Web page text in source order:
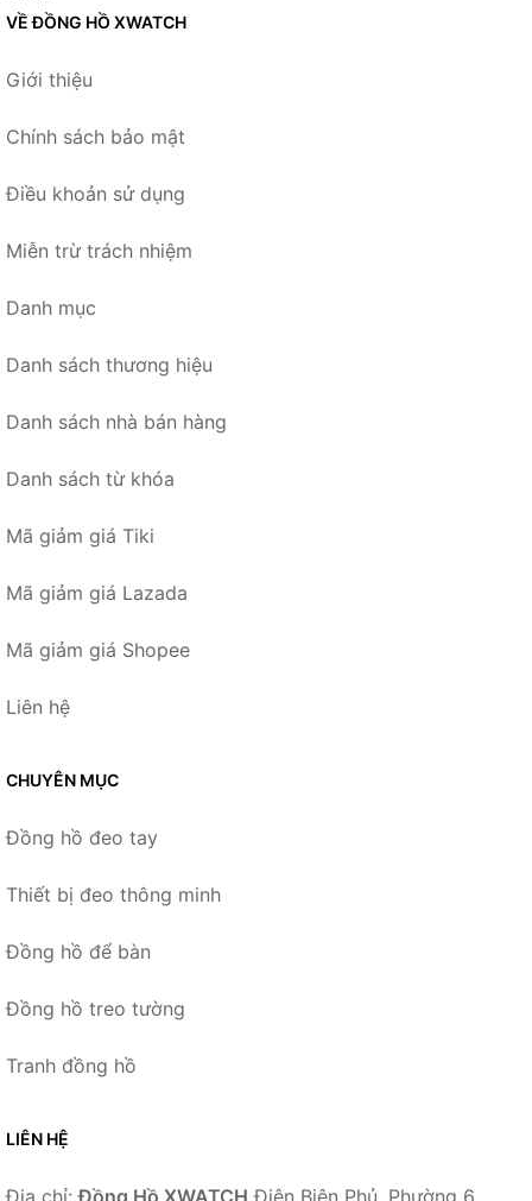
VỀ ĐỒNG HỒ XWATCH
Giới thiệu
Chính sách bảo mật
Điều khoản sử dụng
Miễn trừ trách nhiệm
Danh mục
Danh sách thương hiệu
Danh sách nhà bán hàng
Danh sách từ khóa
Mã giảm giá Tiki
Mã giảm giá Lazada
Mã giảm giá Shopee
Liên hệ
CHUYÊN MỤC
Đồng hồ đeo tay
Thiết bị đeo thông minh
Đồng hồ để bàn
Đồng hồ treo tường
Tranh đồng hồ
LIÊN HỆ
Địa chỉ:Đồng Hồ XWATCH Điện Biên Phủ, Phường 6,